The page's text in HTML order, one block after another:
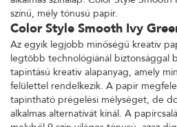
színű, mély tónusú papír.
Color Style Smooth Ivy
Az egyik legjobb minőségű kreatív
legtöbb technológiánál biztonsággal
tapintású kreatív alapanyag, amely
felülettel rendelkezik. A papír
tapintható prégelési mélységet, de
alkalmas alternatívát kínál. A